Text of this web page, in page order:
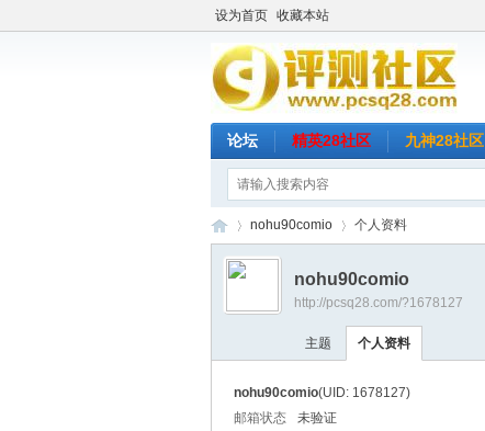
设为首页 收藏本站
论坛 精英28社区 九神28社区
›
nohu90comio 个人资料
nohu90comio
http://pcsq28.com/?1678127
主题 个人资料
nohu90comio(UID: 1678127)
邮箱状态
未验证